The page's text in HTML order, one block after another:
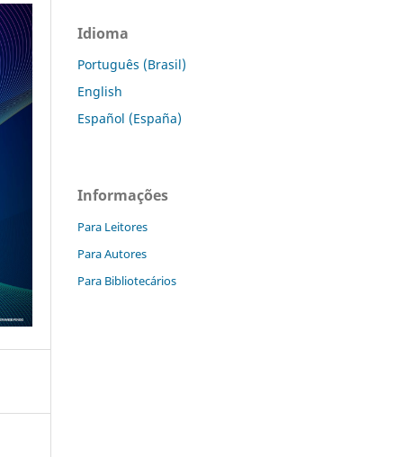
Idioma
Português (Brasil)
English
Español (España)
Informações
Para Leitores
Para Autores
Para Bibliotecários